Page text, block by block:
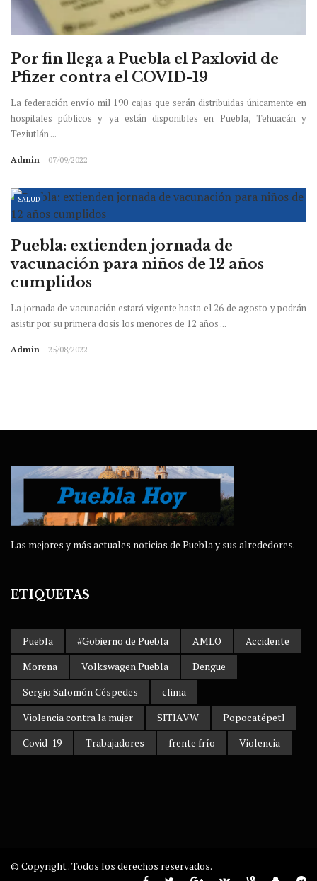
Por fin llega a Puebla el Paxlovid de
Pfizer contra el COVID-19
La federación envío mil 190 cajas que serán distribuidas únicamente en
hospitales públicos y ya están disponibles en Puebla, Tehuacán y
Teziutlán ...
Admin 07/09/2022
SALUD
Puebla: extienden jornada de
vacunación para niños de 12 años
cumplidos
La jornada de vacunación estará vigente hasta el 26 de agosto y podrán
asistir por su primera dosis los menores de 12 años ...
Admin 25/08/2022
Las mejores y más actuales noticias de Puebla y sus alrededores.
ETIQUETAS
Puebla #Gobierno de Puebla AMLO
Accidente
Morena
Volkswagen Puebla
Dengue
Sergio Salomón Céspedes
clima
Violencia contra la mujer
SITIAVW
Popocatépetl
Covid-19
Trabajadores frente frío Violencia
© Copyright . Todos los derechos reservados.